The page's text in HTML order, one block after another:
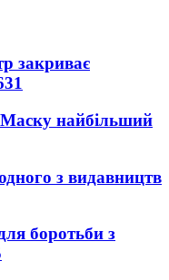
закриває
Маску найбільший
з видавництв
боротьби з